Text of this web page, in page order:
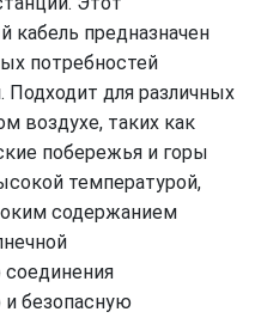
кабель предназначен
потребностей
Подходит для различных
воздухе, таких как
побережья и горы
температурой,
содержанием
и безопасную